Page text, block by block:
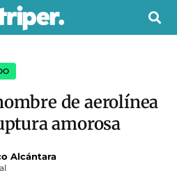
de aerolínea
amorosa
Alcántara